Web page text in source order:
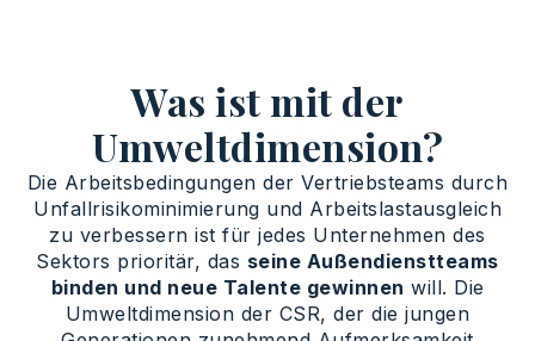
Was ist mit der
Umweltdimension?
Die Arbeitsbedingungen der Vertriebsteams durch
Unfallrisikominimierung und Arbeitslastausgleich
zu verbessern ist für jedes Unternehmen des
Sektors prioritär, das seine Außendienstteams
binden und neue Talente gewinnen will. Die
Umweltdimension der CSR, der die jungen